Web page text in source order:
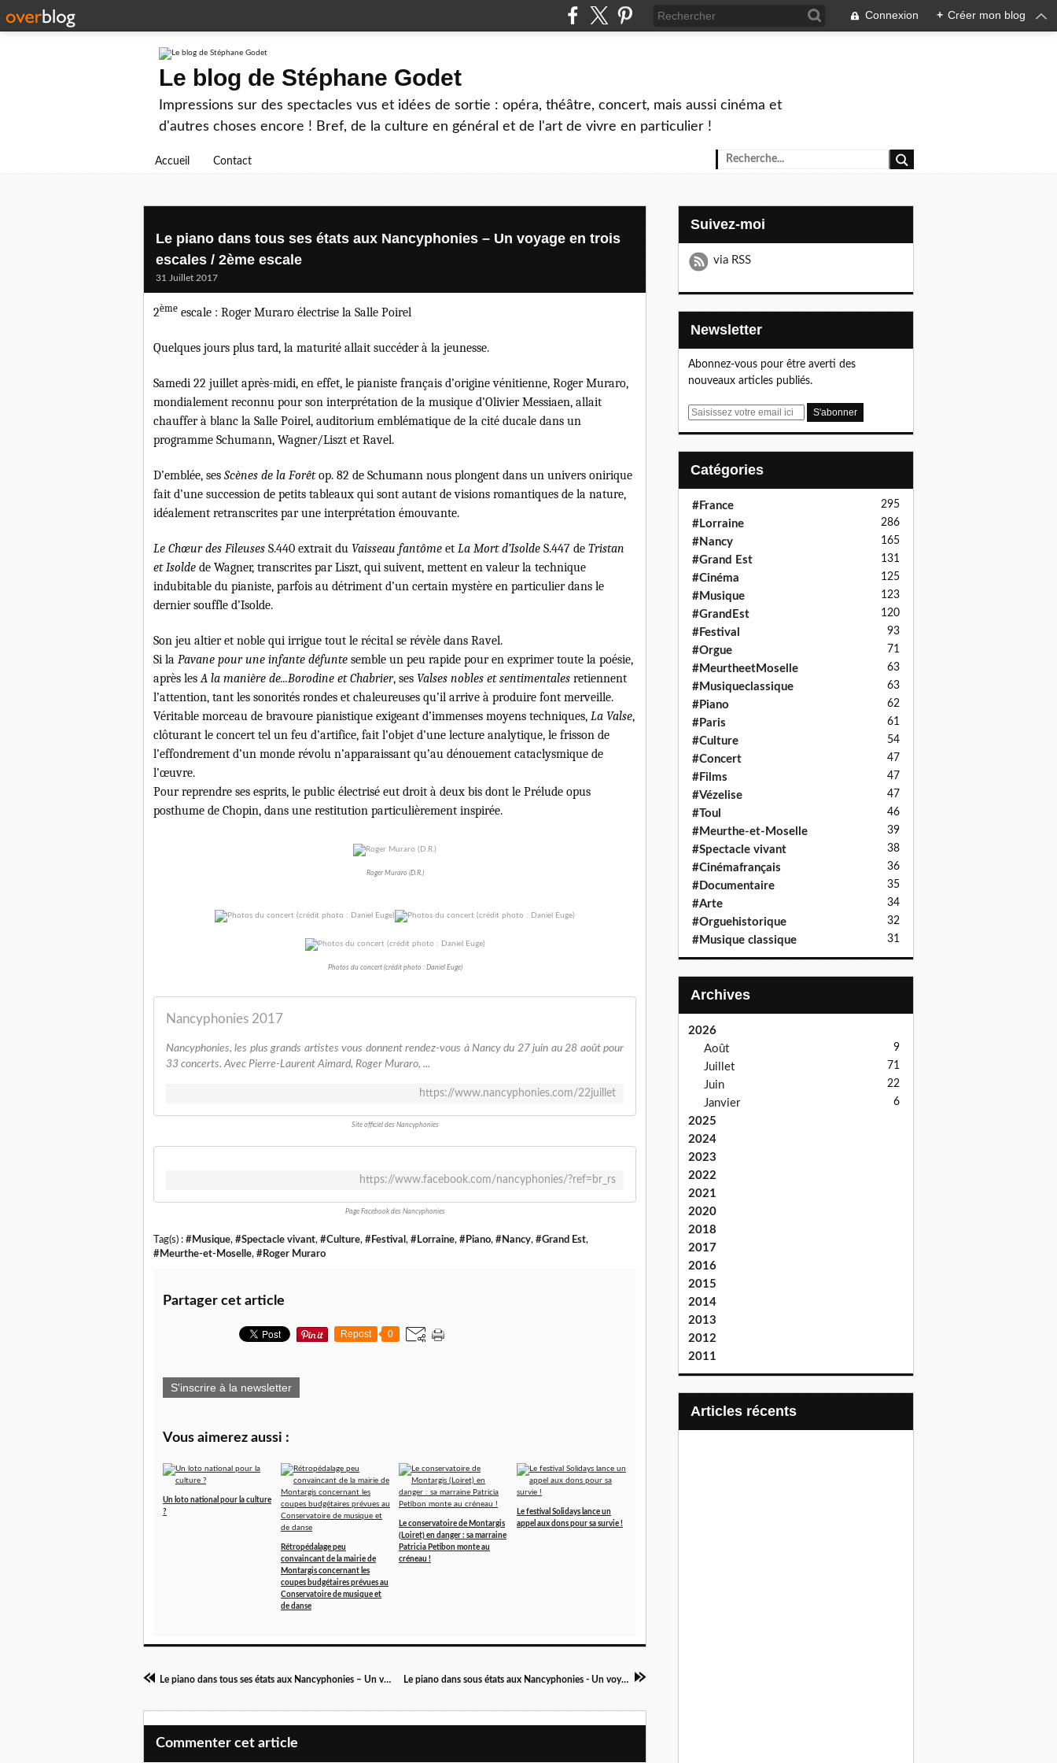
Connexion + Créer mon blog
Le blog de Stéphane Godet
Impressions sur des spectacles vus et idées de sortie : opéra, théâtre, concert, mais aussi cinéma et
d'autres choses encore ! Bref, de la culture en général et de l'art de vivre en particulier !
Accueil Contact
Le piano dans tous ses états aux Nancyphonies – Un voyage en trois
escales / 2ème escale
31 Juillet 2017
2ème escale : Roger Muraro électrise la Salle Poirel
Quelques jours plus tard, la maturité allait succéder à la jeunesse.
Samedi 22 juillet après-midi, en effet, le pianiste français d’origine vénitienne, Roger Muraro,
mondialement reconnu pour son interprétation de la musique d’Olivier Messiaen, allait
chauffer à blanc la Salle Poirel, auditorium emblématique de la cité ducale dans un
programme Schumann, Wagner/Liszt et Ravel.
D’emblée, ses Scènes de la Forêtop. 82 de Schumann nous plongent dans un univers onirique
fait d’une succession de petits tableaux qui sont autant de visions romantiques de la nature,
idéalement retranscrites par une interprétation émouvante.
Le Chœur des Fileuses S.440 extrait du Vaisseau fantôme et La Mort d’Isolde S.447 de Tristan
et Isolde de Wagner, transcrites par Liszt, qui suivent, mettent en valeur la technique
indubitable du pianiste, parfois au détriment d’un certain mystère en particulier dans le
dernier souffle d’Isolde.
Son jeu altier et noble qui irrigue tout le récital se révèle dans Ravel.
Si la Pavane pour une infante défunte semble un peu rapide pour en exprimer toute la poésie,
après lesA la manière de...Borodine et Chabrier, ses Valses nobles et sentimentales retiennent
l’attention, tant les sonorités rondes et chaleureuses qu’il arrive à produire font merveille.
Véritable morceau de bravoure pianistique exigeant d’immenses moyens techniques, La Valse,
clôturant le concert tel un feu d’artifice, fait l’objet d’une lecture analytique, le frisson de
l’effondrement d’un monde révolu n’apparaissant qu’au dénouement cataclysmique de
l’œuvre.
Pour reprendre ses esprits, le public électrisé eut droit à deux bis dont le Prélude opus
posthume de Chopin, dans une restitution particulièrement inspirée.
Roger Muraro (D.R.)
Photos du concert (crédit photo : Daniel Euge)
Nancyphonies 2017
Nancyphonies, les plus grands artistes vous donnent rendez-vous à Nancy du 27 juin au 28 août pour
33 concerts. Avec Pierre-Laurent Aimard, Roger Muraro, ...
https://www.nancyphonies.com/22juillet
Site officiel des Nancyphonies
https://www.facebook.com/nancyphonies/?ref=br_rs
Page Facebook des Nancyphonies
Tag(s) : #Musique, #Spectacle vivant, #Culture, #Festival , #Lorraine, #Piano, #Nancy, #Grand Est,
#Meurthe-et-Moselle, #Roger Muraro
Partager cet article
Repost 0
S'inscrire à la newsletter
Vous aimerez aussi :
Un loto national pour la culture
?
Rétropédalage peu
convaincant de la mairie de
Montargis concernant les
coupes budgétaires prévues au
Conservatoire de musique et
de danse
Le conservatoire de Montargis
(Loiret) en danger : sa marraine
Patricia Petibon monte au
créneau !
Le festival Solidays lance un
appel aux dons pour sa survie !
Le piano dans tous ses états aux Nancyphonies – Un voyage en trois escales / 1ère escale Le piano dans sous états aux Nancyphonies - Un voyage en trois escales / 3ème escale
Commenter cet article
Suivez-moi
via RSS
Newsletter
Abonnez-vous pour être averti des
nouveaux articles publiés.
E
Catégories
#France 295
#Lorraine 286
#Nancy 165
#Grand Est 131
#Cinéma 125
#Musique 123
#GrandEst 120
#Festival 93
#Orgue 71
#MeurtheetMoselle 63
#Musiqueclassique 63
#Piano 62
#Paris 61
#Culture 54
#Concert 47
#Films 47
#Vézelise 47
#Toul 46
#Meurthe-et-Moselle 39
#Spectacle vivant 38
#Cinémafrançais 36
#Documentaire 35
#Arte 34
#Orguehistorique 32
#Musique classique 31
Archives
2026
Août
9
Juillet 71
Juin 22
Janvier 6
2025
2024
2023
2022
2021
2020
2018
2017
2016
2015
2014
2013
2012
2011
articles récents